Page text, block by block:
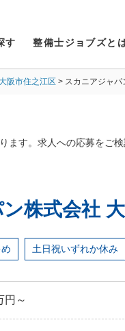
す 整備士ジョブズと
大阪市住之江区 スカニアジャ
ます。求人への応募をご
株式会社
土日祝いずれか休み
円～